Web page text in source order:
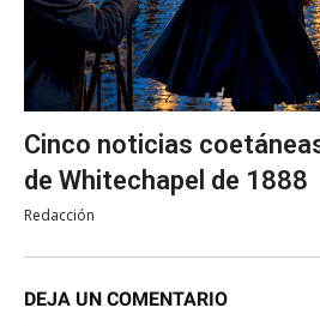
Cinco noticias
de Whitechapel de 1888
Redacción
DEJA UN COMENTARIO